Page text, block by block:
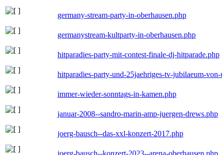
germany-stream-party-in-oberhausen.php
germanystream-kultparty-in-oberhausen.php
hitparadies-party-mit-contest-finale-dj-hitparade.php
hitparadies-party-und-25jaehriges-tv-jubilaeum-
immer-wieder-sonntags-in-kamen.php
januar-2008--sandro-marin-amp-juergen-drews.php
joerg-bausch--das-xxl-konzert-2017.php
joerg-bausch--konzert-2023--arena-oberhausen.php